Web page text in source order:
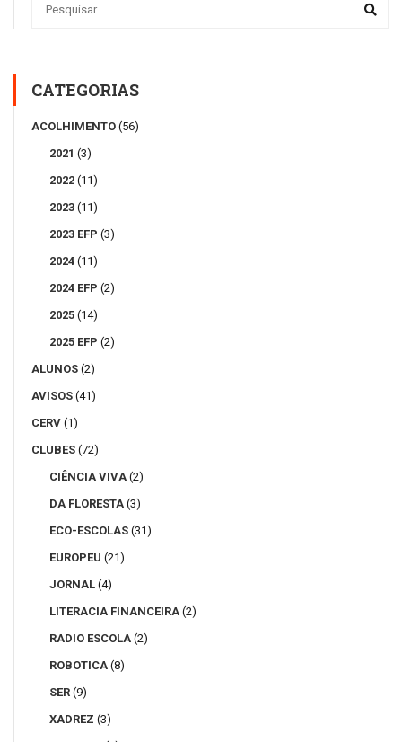
CATEGORIAS
ACOLHIMENTO (56)
2021 (3)
2022 (11)
2023 (11)
2023 EFP (3)
2024 (11)
2024 EFP (2)
2025 (14)
2025 EFP (2)
ALUNOS (2)
AVISOS (41)
CERV (1)
CLUBES (72)
CIÊNCIA VIVA (2)
DA FLORESTA (3)
ECO-ESCOLAS (31)
EUROPEU (21)
JORNAL (4)
LITERACIA FINANCEIRA (2)
RADIO ESCOLA (2)
ROBOTICA (8)
SER (9)
XADREZ (3)